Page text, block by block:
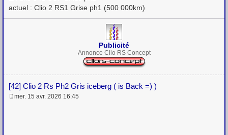
actuel : Clio 2 RS1 Grise ph1 (500 000km)
Publicité
Annonce Clio RS Concept
[42] Clio 2 Rs Ph2 Gris iceberg ( is Back =) )
mer. 15 avr. 2026 16:45